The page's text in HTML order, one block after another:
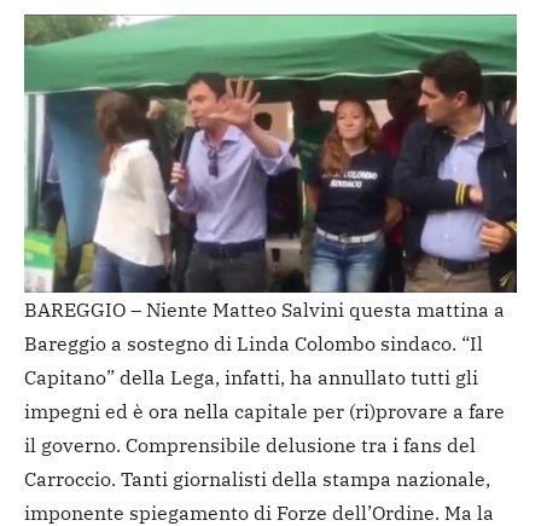
BAREGGIO – Niente Matteo Salvini questa mattina a
Bareggio a sostegno di Linda Colombo sindaco. “Il
Capitano” della Lega, infatti, ha annullato tutti gli
impegni ed è ora nella capitale per (ri)provare a fare
il governo. Comprensibile delusione tra i fans del
Carroccio. Tanti giornalisti della stampa nazionale,
imponente spiegamento di Forze dell’Ordine. Ma la